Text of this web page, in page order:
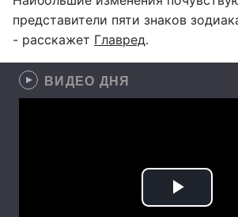
представители пяти знаков
- расскажет Главред.
ВИДЕО ДНЯ